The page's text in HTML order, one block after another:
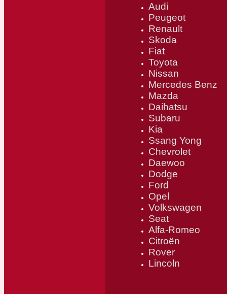
Audi
Peugeot
Renault
Skoda
Fiat
Toyota
Nissan
Mercedes Benz
Mazda
Daihatsu
Subaru
Kia
Ssang Yong
Chevrolet
Daewoo
Dodge
Ford
Opel
Volkswagen
Seat
Alfa-Romeo
Citroën
Rover
Lincoln